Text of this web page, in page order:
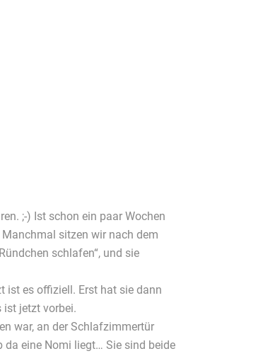
;-) Ist schon ein paar Wochen
sitzen wir nach dem
schlafen“, und sie
ist es offiziell. Erst hat sie dann
ist jetzt vorbei.
war, an der Schlafzimmertür
da eine Nomi liegt… Sie sind beide